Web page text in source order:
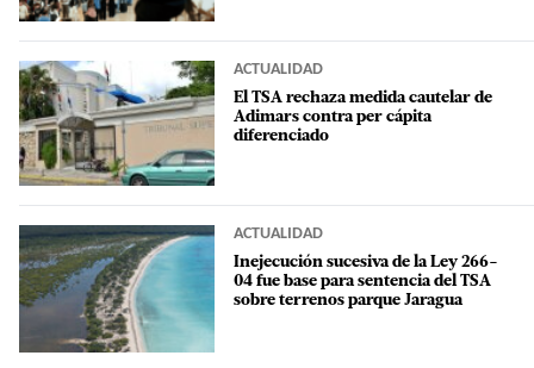
ACTUALIDAD
El TSA rechaza medida cautelar de
Adimars contra per cápita
diferenciado
ACTUALIDAD
Inejecución sucesiva de la Ley 266-
04 fue base para sentencia del TSA
sobre terrenos parque Jaragua